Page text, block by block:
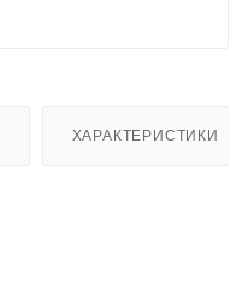
ХАРАКТЕРИСТИКИ